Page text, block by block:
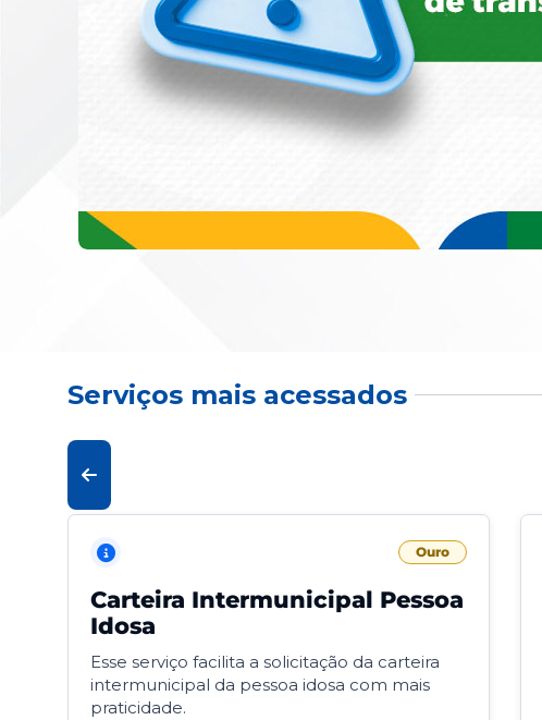
Serviços mais acessados
Ouro
Carteira Intermunicipal Pessoa
Idosa
Esse serviço facilita a solicitação da carteira
intermunicipal da pessoa idosa com mais
praticidade.